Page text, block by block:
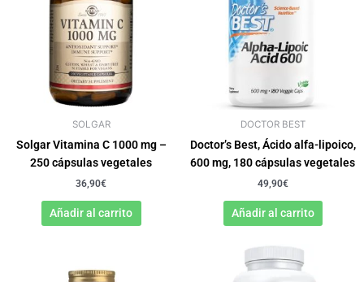
SOLGAR
Solgar Vitamina C 1000 mg –
250 cápsulas vegetales
36,90€
Añadir al carrito
DOCTOR BEST
Doctor’s Best, Ácido alfa-lipoico,
600 mg, 180 cápsulas vegetales
49,90€
Añadir al carrito